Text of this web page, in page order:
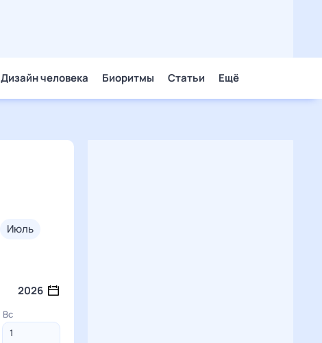
Дизайн человека Биоритмы Статьи Ещё
июль
2026
Вс
1